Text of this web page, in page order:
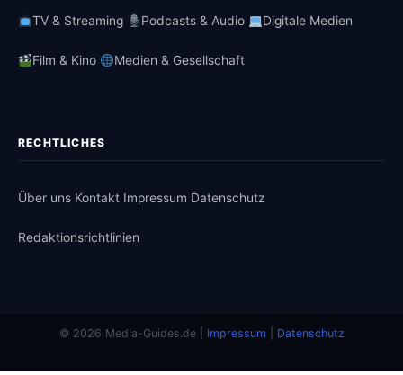
TV & Streaming Podcasts & Audio Digitale Medien
Film & Kino Medien & Gesellschaft
RECHTLICHES
Über uns Kontakt Impressum Datenschutz
Redaktionsrichtlinien
© 2026 Media-Guides.de | Impressum Datenschutz